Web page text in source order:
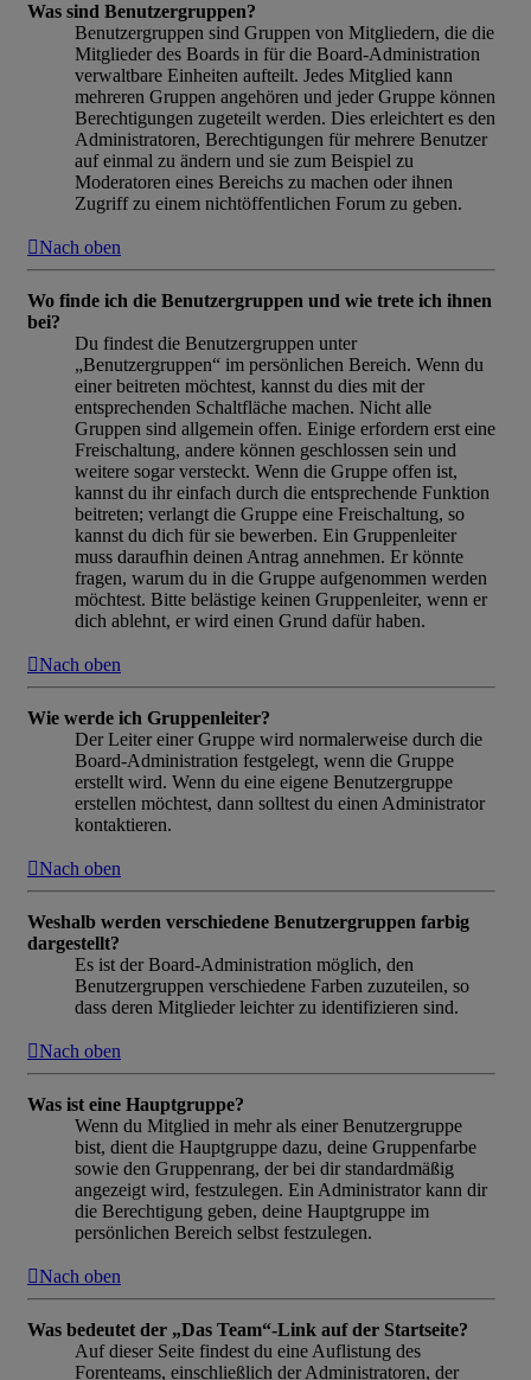
Was sind Benutzergruppen?
Benutzergruppen sind Gruppen von Mitgliedern, die die
Mitglieder des Boards in für die Board-Administration
verwaltbare Einheiten aufteilt. Jedes Mitglied kann
mehreren Gruppen angehören und jeder Gruppe können
Berechtigungen zugeteilt werden. Dies erleichtert es den
Administratoren, Berechtigungen für mehrere Benutzer
auf einmal zu ändern und sie zum Beispiel zu
Moderatoren eines Bereichs zu machen oder ihnen
Zugriff zu einem nichtöffentlichen Forum zu geben.
Nach oben
Wo finde ich die Benutzergruppen und wie trete ich ihnen
bei?
Du findest die Benutzergruppen unter
„Benutzergruppen“ im persönlichen Bereich. Wenn du
einer beitreten möchtest, kannst du dies mit der
entsprechenden Schaltfläche machen. Nicht alle
Gruppen sind allgemein offen. Einige erfordern erst eine
Freischaltung, andere können geschlossen sein und
weitere sogar versteckt. Wenn die Gruppe offen ist,
kannst du ihr einfach durch die entsprechende Funktion
beitreten; verlangt die Gruppe eine Freischaltung, so
kannst du dich für sie bewerben. Ein Gruppenleiter
muss daraufhin deinen Antrag annehmen. Er könnte
fragen, warum du in die Gruppe aufgenommen werden
möchtest. Bitte belästige keinen Gruppenleiter, wenn er
dich ablehnt, er wird einen Grund dafür haben.
Nach oben
Wie werde ich Gruppenleiter?
Der Leiter einer Gruppe wird normalerweise durch die
Board-Administration festgelegt, wenn die Gruppe
erstellt wird. Wenn du eine eigene Benutzergruppe
erstellen möchtest, dann solltest du einen Administrator
kontaktieren.
Nach oben
Weshalb werden verschiedene Benutzergruppen farbig
dargestellt?
Es ist der Board-Administration möglich, den
Benutzergruppen verschiedene Farben zuzuteilen, so
dass deren Mitglieder leichter zu identifizieren sind.
Nach oben
Was ist eine Hauptgruppe?
Wenn du Mitglied in mehr als einer Benutzergruppe
bist, dient die Hauptgruppe dazu, deine Gruppenfarbe
sowie den Gruppenrang, der bei dir standardmäßig
angezeigt wird, festzulegen. Ein Administrator kann dir
die Berechtigung geben, deine Hauptgruppe im
persönlichen Bereich selbst festzulegen.
Nach oben
Was bedeutet der „Das Team“-Link auf der Startseite?
Auf dieser Seite findest du eine Auflistung des
Forenteams, einschließlich der Administratoren, der